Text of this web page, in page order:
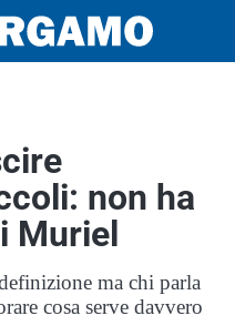
non ha
Muriel
ma chi parla
cosa serve davvero